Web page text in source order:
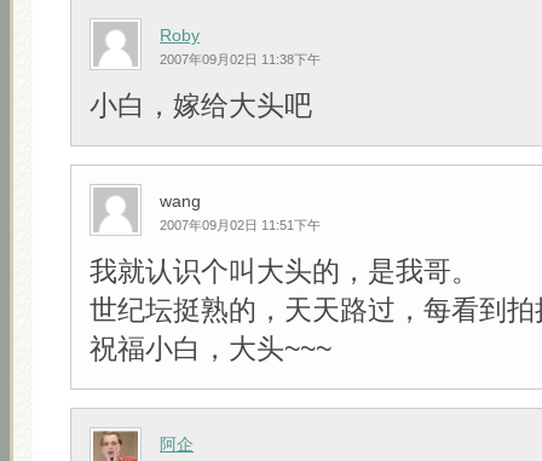
Roby
2007年09月02日 11:38下午
小白，嫁给大头吧
wang
2007年09月02日 11:51下午
我就认识个叫大头的，是我哥。
世纪坛挺熟的，天天路过，每看到
祝福小白，大头~~~
阿企